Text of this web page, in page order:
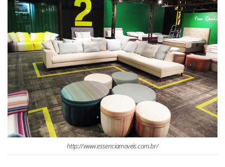
http://www.essenciamoveis.com.br/